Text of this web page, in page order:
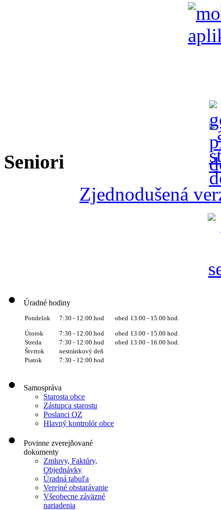
Seniori
Zjednodušená
Úradné hodiny
Pondelok 7:30 - 12:00.hod obed 13.00 - 15.00 hod.
Útorok 7:30 - 12:00.hod obed 13.00 - 15.00 hod.
Streda
7:30 - 12:00.hod obed 13.00 - 16.00 hod.
Štvrtok
nestránkový deň
Piatok
7:30 - 12:00.hod
Samospráva
Starosta obce
Zástupca starostu
Poslanci OZ
Hlavný kontrolór obce
Povinne zverejňované
dokumenty
Zmluvy, Faktúry,
Objednávky
Úradná tabuľa
Verejné obstarávanie
Všeobecne záväzné
nariadenia